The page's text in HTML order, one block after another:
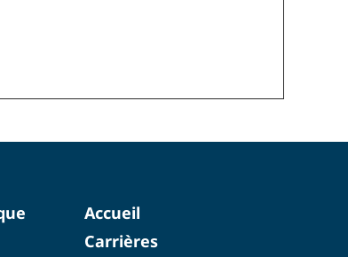
Accueil
Carrières